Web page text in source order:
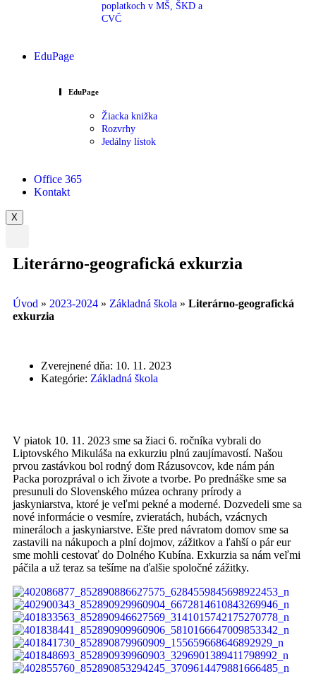
poplatkoch v MŠ, ŠKD a
CVČ
EduPage
EduPage
Žiacka knižka
Rozvrhy
Jedálny lístok
Office 365
Kontakt
X
Literárno-geografická exkurzia
Úvod » 2023-2024 » Základná škola » Literárno-geografická
exkurzia
Zverejnené dňa: 10. 11. 2023
Kategórie: Základná škola
V piatok 10. 11. 2023 sme sa žiaci 6. ročníka vybrali do
Liptovského Mikuláša na exkurziu plnú zaujímavostí. Našou
prvou zastávkou bol rodný dom Rázusovcov, kde nám pán
Packa porozprával o ich živote a tvorbe. Po prednáške sme sa
presunuli do Slovenského múzea ochrany prírody a
jaskyniarstva, ktoré je veľmi pekné a moderné. Dozvedeli sme sa
nové informácie o vesmíre, zvieratách, hubách, vzácnych
mineráloch a jaskyniarstve. Ešte pred návratom domov sme sa
zastavili na nákupoch a plní dojmov, zážitkov a ľahší o pár eur
sme mohli cestovať do Dolného Kubína. Exkurzia sa nám veľmi
páčila a už teraz sa tešíme na ďalšie spoločné zážitky.